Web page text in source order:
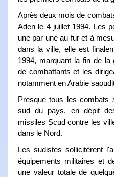
Après deux mois de
Aden le 4 juillet 1994. Les
une par une au fur et à
dans la ville, elle est
1994, marquant la fin de
de combattants et les
notamment en Arabie
Presque tous les combats
sud du pays, en dépit
missiles Scud contre les
dans le Nord.
Les sudistes sollicitèrent
équipements militaires et
une valeur totale de